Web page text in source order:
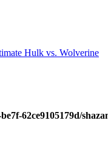
Hulk vs. Wolverine
62ce9105179d/